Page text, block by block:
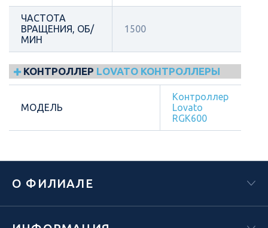
ЧАСТОТА
ВРАЩЕНИЯ, ОБ/
МИН
1500
КОНТРОЛЛЕР LOVATO КОНТРОЛЛЕРЫ
МОДЕЛЬ
Контроллер
Lovato
RGK600
О ФИЛИАЛЕ